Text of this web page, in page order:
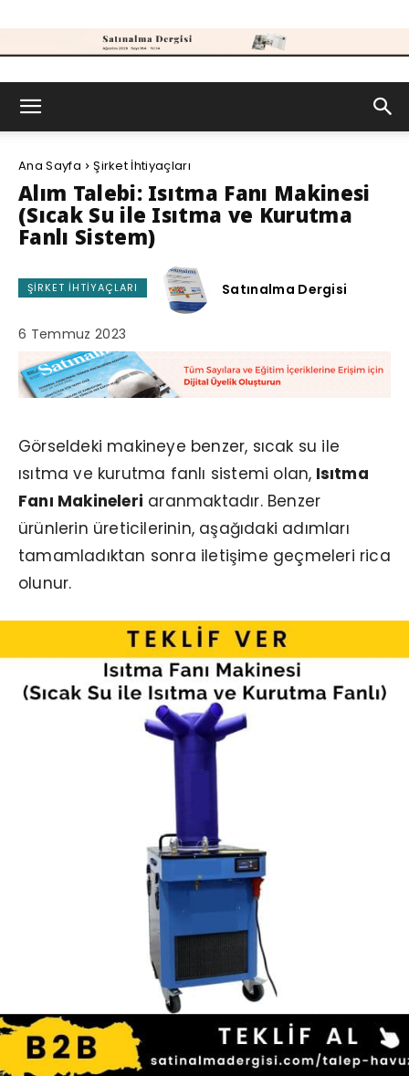
Ana Sayfa Şirket İhtiyaçları
Alım Talebi: Isıtma Fanı Makinesi
(Sıcak Su ile Isıtma ve Kurutma
Fanlı Sistem)
ŞIRKET İHTIYAÇLARI Satınalma Dergisi
6 Temmuz 2023
Görseldeki makineye benzer, sıcak su ile
ısıtma ve kurutma fanlı sistemi olan, Isıtma
Fanı Makineleri aranmaktadır. Benzer
ürünlerin üreticilerinin, aşağıdaki adımları
tamamladıktan sonra iletişime geçmeleri rica
olunur.